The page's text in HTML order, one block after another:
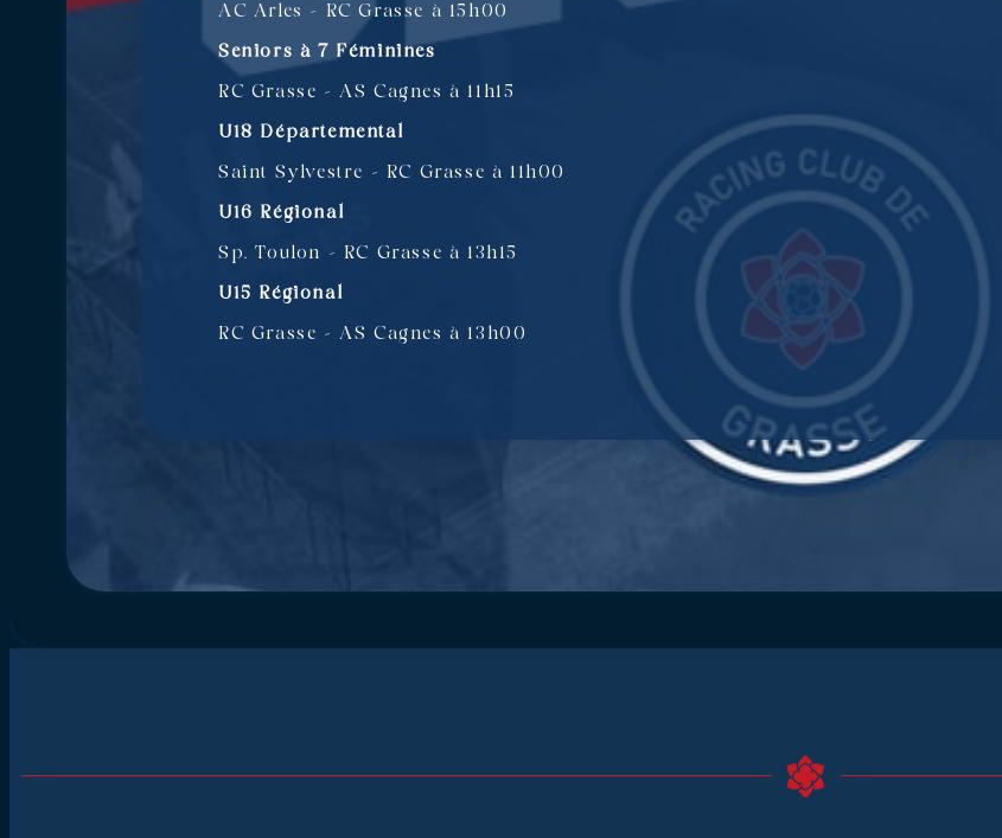
AC Arles – RC Grasse à 15h00
Seniors à 7 Féminines
RC Grasse – AS Cagnes à 11h15
U18 Départemental
Saint Sylvestre – RC Grasse à 11h00
U16 Régional
Sp. Toulon – RC Grasse à 13h15
U15 Régional
RC Grasse – AS Cagnes à 13h00